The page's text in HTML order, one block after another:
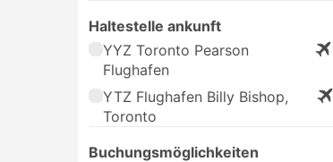
Haltestelle ankunft
YYZ Toronto Pearson
Flughafen
YTZ Flughafen Billy Bishop,
Toronto
Buchungsmöglichkeiten